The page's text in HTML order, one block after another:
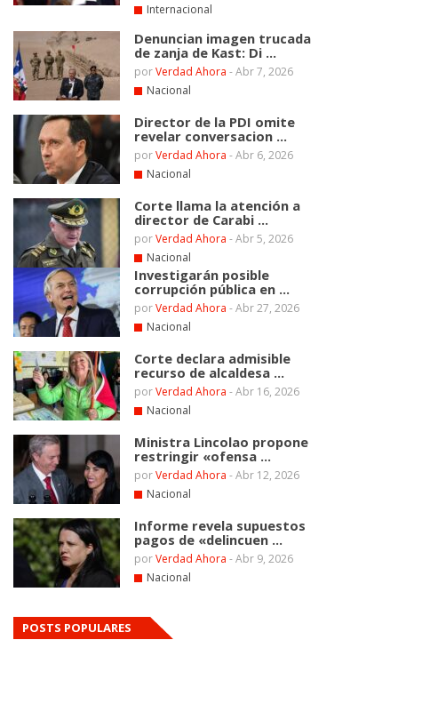
Internacional
Denuncian imagen trucada
de zanja de Kast: Di ...
porVerdad Ahora -Abr 7, 2026
Nacional
Director de la PDI omite
revelar conversacion ...
porVerdad Ahora -Abr 6, 2026
Nacional
Corte llama la atención a
director de Carabi ...
porVerdad Ahora -Abr 5, 2026
Nacional
Investigarán posible
corrupción pública en ...
porVerdad Ahora -Abr 27, 2026
Nacional
Corte declara admisible
recurso de alcaldesa ...
porVerdad Ahora -Abr 16, 2026
Nacional
Ministra Lincolao propone
restringir «ofensa ...
porVerdad Ahora -Abr 12, 2026
Nacional
Informe revela supuestos
pagos de «delincuen ...
porVerdad Ahora -Abr 9, 2026
Nacional
POSTS POPULARES